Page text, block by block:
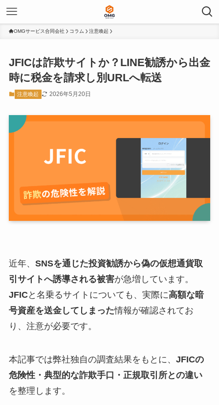
OMGサービス合同会社 コラム 注意喚起
JFICは詐欺サイトか？LINE勧誘から出金
時に税金を請求し別URLへ転送
注意喚起 2026年5月20日
近年、 SNSを通じた投資勧誘から偽の仮想通貨取
引サイトへ誘導される被害が急増しています。
JFICと名乗るサイトについても、実際に高額な暗
号資産を送金してしまった情報が確認されてお
り、注意が必要です。
本記事では弊社独自の調査結果をもとに、 JFICの
危険性・典型的な詐欺手口・正規取引所との違い
を整理します。